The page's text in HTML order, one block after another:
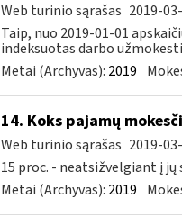
Web turinio sąrašas 2019-
Taip, nuo 2019-01-01
indeksuotas darbo
Metai (Archyvas): 2019
14. Koks pajamų
Web turinio sąrašas 2019-
15 proc. - neatsižvelgiant į jų
Metai (Archyvas): 2019